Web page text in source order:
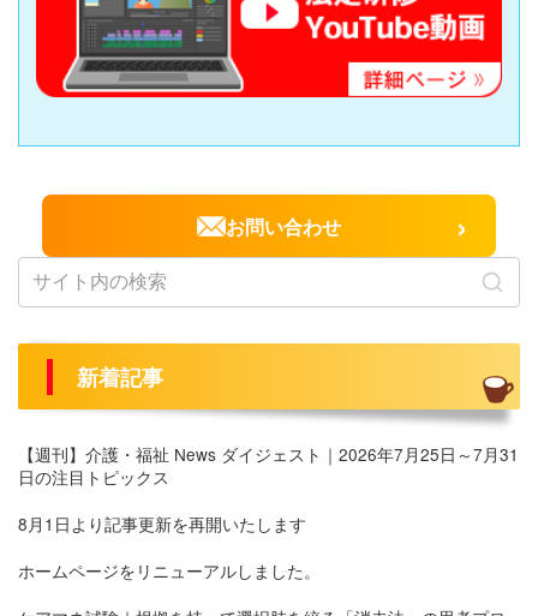
お問い合わせ ›
新着記事
【週刊】介護・福祉 News ダイジェスト｜2026年7月25日～7月31
日の注目トピックス
8月1日より記事更新を再開いたします
ホームページをリニューアルしました。